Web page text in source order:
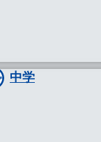
中学